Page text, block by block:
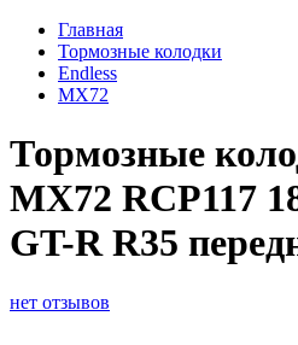
Главная
Тормозные колодки
Endless
MX72
Тормозные
MX72 RCP117
GT-R R35
нет отзывов